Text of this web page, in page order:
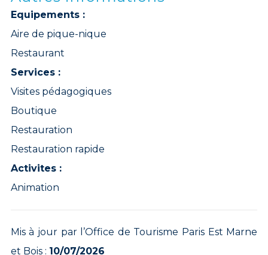
Equipements :
Aire de pique-nique
Restaurant
Services :
Visites pédagogiques
Boutique
Restauration
Restauration rapide
Activites :
Animation
Mis à jour par l’Office de Tourisme Paris Est Marne
et Bois : 10/07/2026